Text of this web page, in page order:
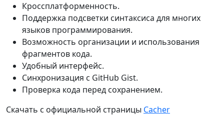
Кроссплатформенность.
Поддержка подсветки синтаксиса для многих
языков программирования.
Возможность организации и использования
фрагментов кода.
Удобный интерфейс.
Синхронизация с GitHub Gist.
Проверка кода перед сохранением.
Скачать с официальной страницы Cacher